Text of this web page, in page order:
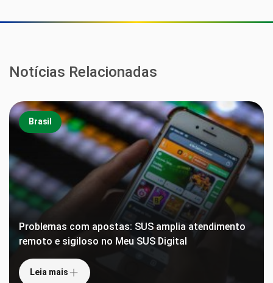
Notícias Relacionadas
Brasil
Problemas com apostas: SUS amplia atendimento
remoto e sigiloso no Meu SUS Digital
Leia mais
Anvisa proíbe lote falsificado de suplemento